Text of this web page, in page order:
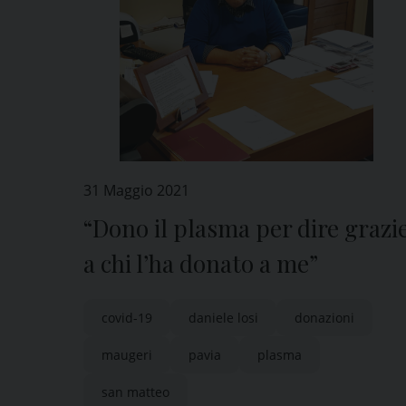
31 Maggio 2021
“Dono il plasma per dire
a chi l’ha donato a me”
covid-19 daniele losi donazioni
maugeri pavia plasma
san matteo